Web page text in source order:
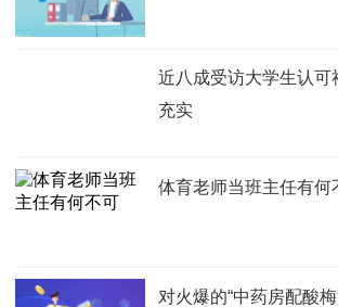
近八成受访大学生认可
充实
体育老师当班主任有何
对火爆的“中药房配酸